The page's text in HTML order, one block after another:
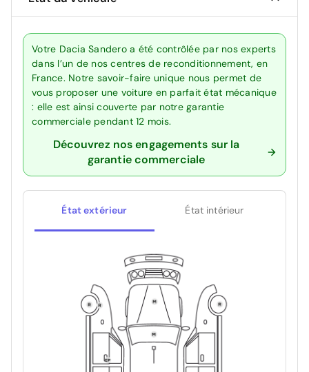
Votre Dacia Sandero a été contrôlée par nos experts
dans l’un de nos centres de reconditionnement, en
France. Notre savoir-faire unique nous permet de
vous proposer une voiture en parfait état mécanique
: elle est ainsi couverte par notre garantie
commerciale pendant 12 mois.
Découvrez nos engagements sur la
garantie commerciale
État extérieur État intérieur